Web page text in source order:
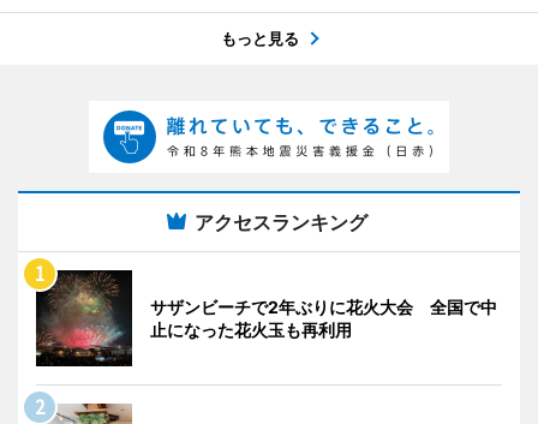
もっと見る
アクセスランキング
サザンビーチで2年ぶりに花火大会 全国で中
止になった花火玉も再利用